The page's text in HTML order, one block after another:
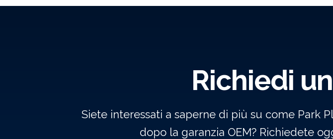
Richiedi
Siete interessati a saperne di più su come Park
dopo la garanzia OEM? Richiedete